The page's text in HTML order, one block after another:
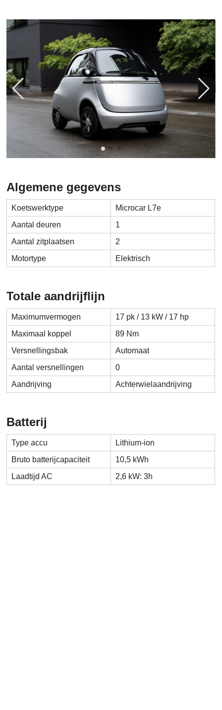
Algemene gegevens
Koetswerktype
Microcar L7e
Aantal deuren
1
Aantal zitplaatsen
2
Motortype
Elektrisch
Totale aandrijflijn
Maximumvermogen
17 pk / 13 kW / 17 hp
Maximaal koppel
89 Nm
Versnellingsbak
Automaat
Aantal versnellingen
0
Aandrijving
Achterwielaandrijving
Batterij
Type accu
Lithium-ion
Bruto batterijcapaciteit
10,5 kWh
Laadtijd AC
2,6 kW: 3h